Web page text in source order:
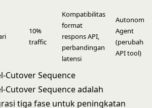
10%
traffic
Kompatibilitas
format
respons API,
perbandingan
latensi
Agent
(perubahan
API tool)
Cutover Sequence
Cutover Sequence adalah
tiga fase untuk peningkatan